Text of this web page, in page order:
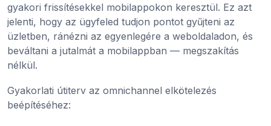
gyakori frissítésekkel mobilappokon keresztül. Ez azt
jelenti, hogy az ügyfeled tudjon pontot gyűjteni az
üzletben, ránézni az egyenlegére a weboldaladon, és
beváltani a jutalmát a mobilappban — megszakítás
nélkül.
Gyakorlati útiterv az omnichannel elkötelezés
beépítéséhez: